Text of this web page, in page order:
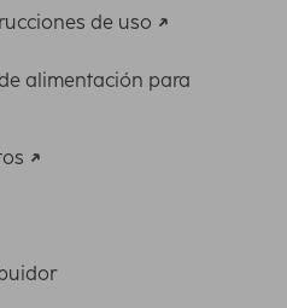
de uso
alimentación para